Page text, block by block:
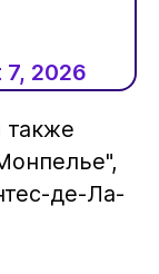
7, 2026
также
де-Ла-